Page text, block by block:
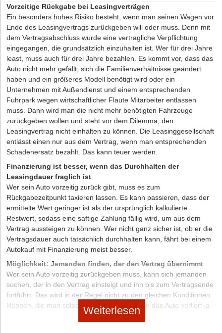
an, die viel mit Flugzeug oder Bahn unterwegs sind und jeweils vor
Ort mobil sein möchten.
Fazit
Es gibt viele Wege, um günstig an einen Firmenwagen zu
kommen. Einrechnen sollte man dies bei Kapitalbedarfsplanungen,
und je nach Option die steuerlichen Auswirkungen im Blick
behalten. Das gilt auch für eine eventuelle Privatnutzung des
Autos, die anhand von Fahrtenbuch und Listenpreis des
Fahrzeugs ermittelt werden kann.
Seite 2 von 2
Per Sparkurs zum Firmenwagen
Leasingrückläufer
Hat Ihnen der Artikel gefallen?
Dann melden Sie sich kostenlos für unseren Newsletter
an, um
exklusive Inhalte zu erhalten.
eintragen
Vorzeitige Rückgabe bei Leasingverträgen
Ein besonders hohes Risiko besteht, wenn man seinen Wagen vor
Ende des Leasingvertrags zurückgeben will oder muss. Denn mit
dem Vertragsabschluss wurde eine vertragliche Verpflichtung
eingegangen, die grundsätzlich einzuhalten ist. Wer für drei Jahre
least, muss auch für drei Jahre bezahlen. Es kommt vor, dass das
Auto nicht mehr gefällt, sich die Familienverhältnisse geändert
haben und ein größeres Modell benötigt wird oder ein
Unternehmen mit Außendienst und einem entsprechenden
Fuhrpark wegen wirtschaftlicher Flaute Mitarbeiter entlassen
muss. Dann wird man die nicht mehr benötigten Fahrzeuge
zurückgeben wollen und steht vor dem Dilemma, den
Leasingvertrag nicht einhalten zu können. Die Leasinggesellschaft
entlässt einen nur aus dem Vertrag, wenn man entsprechenden
Schadenersatz bezahlt. Das kann teuer werden.
Finanzierung ist besser, wenn das Durchhalten der
Leasingdauer fraglich ist
Wer sein Auto vorzeitig zurück gibt, muss es zum
Rückgabezeitpunkt taxieren lassen. Es kann passieren, dass der
ermittelte Wert geringer ist als der ursprünglich kalkulierte
Restwert, sodass eine saftige Zahlung fällig wird, um aus dem
Vertrag aussteigen zu können. Wer nicht ganz sicher ist, ob er die
Vertragsdauer auch tatsächlich durchhalten kann, fährt bei einem
Autokauf mit Finanzierung meist besser.
Möglichkeit: Jemanden finden, der den Vertrag übernimmt
Wer sein Auto vorzeitig zurückgeben muss, kann sich jemanden
suchen, der in den Vertrag einsteigt und ihn bis zum Vertragsende
fortführt. Das wird in der Regel nicht zu den gleichen Konditionen
klappen, die man selbst bekommen hat, denn das Auto verliert ja
im ersten Jahr am meisten an Wert. Das kommt aber immer noch
Weiterlesen